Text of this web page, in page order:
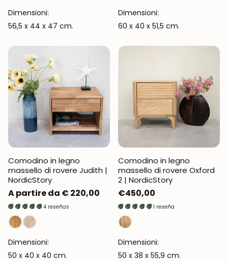
Dimensioni:
56,5 x 44 x 47 cm.
Dimensioni:
60 x 40 x 51,5 cm.
Comodino in legno
massello di rovere Judith |
NordicStory
Prezzo
normale
A partire da € 220,00
4 reseñas
Dimensioni:
50 x 40 x 40 cm.
Comodino in legno
massello di rovere Oxford
2 | NordicStory
Prezzo
normale
€450,00
1 reseña
Dimensioni:
50 x 38 x 55,9 cm.